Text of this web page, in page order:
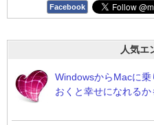
Facebook
人気エ
WindowsからMacに
おくと幸せになれる